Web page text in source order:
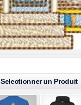
Selectionner un Produit